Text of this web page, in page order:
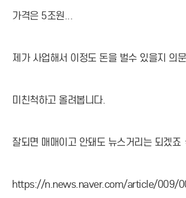
가격은 5조원...
제가 사업해서 이정도 돈을 벌수 있을지 의
미친척하고 올려봅니다.
잘되면 매매이고 안돼도 뉴스거리는 되겠죠
https://n.news.naver.com/article/009/